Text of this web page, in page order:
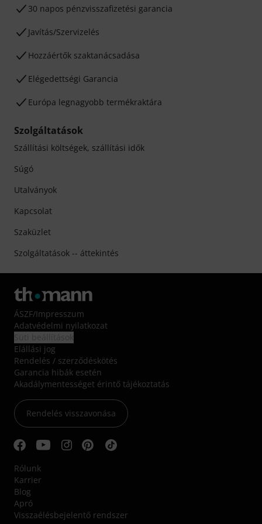
30 napos pénzvisszafizetési garancia
Javítás/Szervizelés
Hozzáértők szaktanácsadása
Elégedettségi Garancia
Európa legnagyobb termékraktára
Szolgáltatások
Szállítási költségek, szállítási idők
Súgó
Utalványok
Kapcsolat
Szaküzlet
Szolgáltatások -- áttekintés
ÁSZF/Impresszum
Adatvédelmi nyilatkozat
Elállási jog
Rendelés / szerződéskötés
Garancia hibák esetén
Akadálymentességet érintő tájékoztatás
Rendelés visszavonása
Rólunk
Karrier
Blog
Apró
Visszaélésbejelentő rendszer